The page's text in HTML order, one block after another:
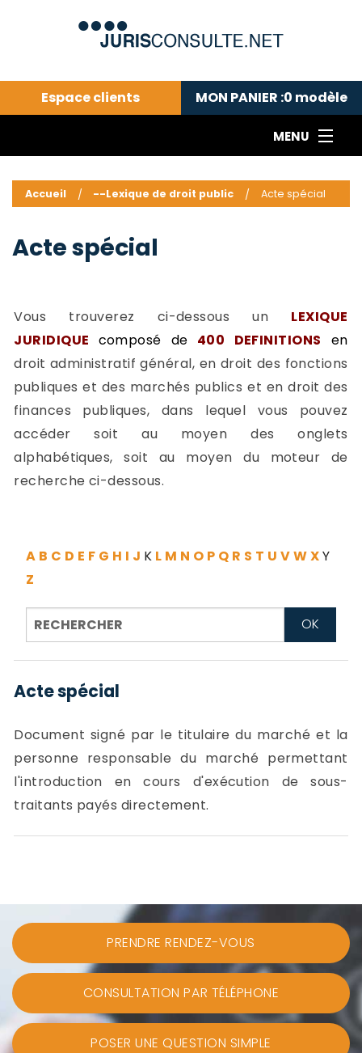
Espace clients MON PANIER :0 modèle
MENU
---Actualités du droit public---
Droit pénal---
Accueil --Lexique de droit public Acte spécial
Acte spécial
Vous trouverez ci-dessous un LEXIQUE
JURIDIQUE composé de 400 DEFINITIONS
en
droit administratif général, en droit des fonctions
publiques et des marchés publics et en droit des
finances publiques, dans lequel vous pouvez
accéder soit au moyen des onglets
alphabétiques, soit au moyen du moteur de
recherche ci-dessous.
A B C D E F G H I J K L M N O P Q R S T U VWXY
Z
Acte spécial
Document signé par le titulaire du marché et la
personne responsable du marché permettant
l'introduction en cours d'exécution de sous-
traitants payés directement.
PRENDRE RENDEZ-VOUS
CONSULTATION PAR TÉLÉPHONE
POSER UNE QUESTION SIMPLE